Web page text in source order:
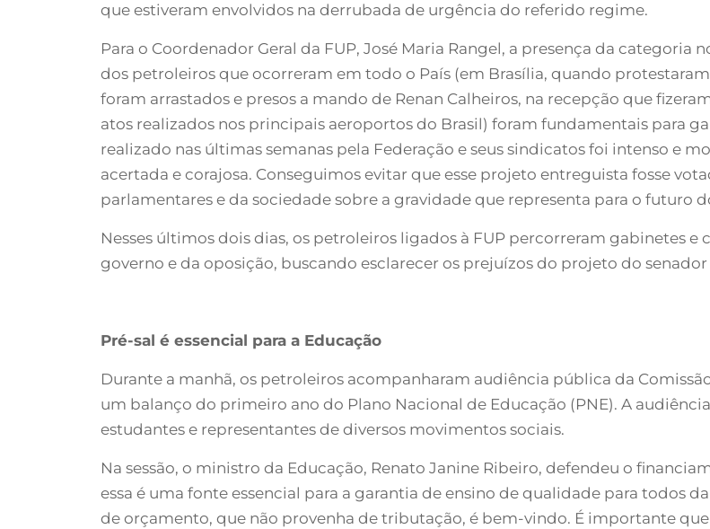
que estiveram envolvidos na derrubada de urgência do referido regime.
Para o Coordenador Geral da FUP, José Maria Rangel, a presença da categoria
dos petroleiros que ocorreram em todo o País (em Brasília, quando
foram arrastados e presos a mando de Renan Calheiros, na recepção que
atos realizados nos principais aeroportos do Brasil) foram fundamentais para
realizado nas últimas semanas pela Federação e seus sindicatos foi intenso e
acertada e corajosa. Conseguimos evitar que esse projeto entreguista fosse
parlamentares e da sociedade sobre a gravidade que representa para o futuro
Nesses últimos dois dias, os petroleiros ligados à FUP percorreram gabinetes e
governo e da oposição, buscando esclarecer os prejuízos do projeto do
Pré-sal é essencial para a Educação
Durante a manhã, os petroleiros acompanharam audiência pública da
um balanço do primeiro ano do Plano Nacional de Educação (PNE). A
estudantes e representantes de diversos movimentos sociais.
Na sessão, o ministro da Educação, Renato Janine Ribeiro, defendeu o
essa é uma fonte essencial para a garantia de ensino de qualidade para todos
de orçamento, que não provenha de tributação, é bem-vindo. É importante